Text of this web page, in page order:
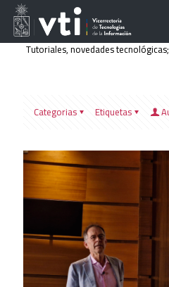
Tutoriales, novedades
Categorias Etiquetas